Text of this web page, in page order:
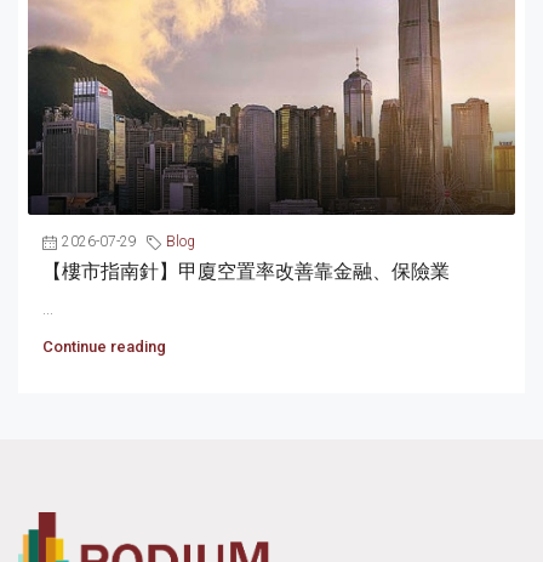
2026-07-29 Blog
【樓市指南針】甲廈空置率改善靠金融、保險業
...
Continue reading